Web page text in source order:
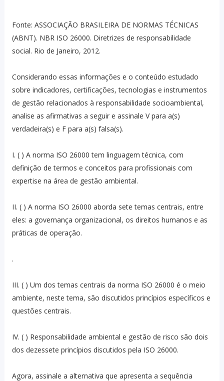
Fonte: ASSOCIAÇÃO BRASILEIRA DE NORMAS TÉCNICAS
(ABNT). NBR ISO 26000. Diretrizes de responsabilidade
social. Rio de Janeiro, 2012.
Considerando essas informações e o conteúdo estudado
sobre indicadores, certificações, tecnologias e instrumentos
de gestão relacionados à responsabilidade socioambiental,
analise as afirmativas a seguir e assinale V para a(s)
verdadeira(s) e F para a(s) falsa(s).
I. ( ) A norma ISO 26000 tem linguagem técnica, com
definição de termos e conceitos para profissionais com
expertise na área de gestão ambiental.
II. ( ) A norma ISO 26000 aborda sete temas centrais, entre
eles: a governança organizacional, os direitos humanos e as
práticas de operação.
.
III. ( ) Um dos temas centrais da norma ISO 26000 é o meio
ambiente, neste tema, são discutidos princípios específicos e
questões centrais.
IV. ( ) Responsabilidade ambiental e gestão de risco são dois
dos dezessete princípios discutidos pela ISO 26000.
Agora, assinale a alternativa que apresenta a sequência